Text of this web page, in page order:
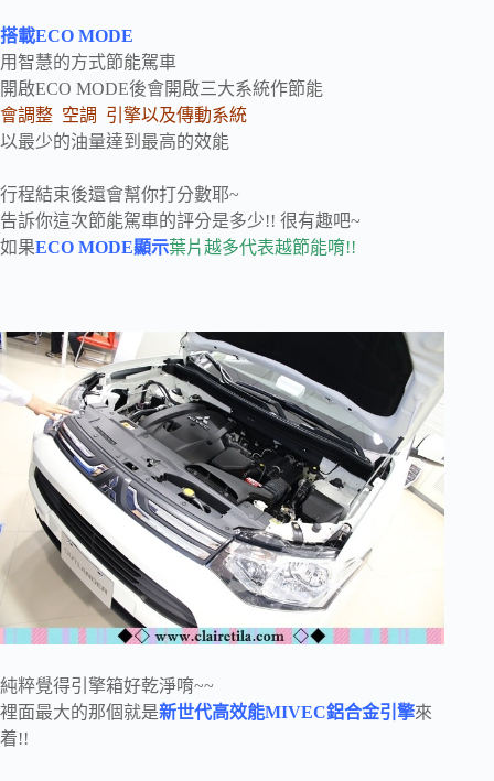
搭載ECO MODE
用智慧的方式節能駕車
開啟ECO MODE後會開啟三大系統作節能
會調整 空調 引擎以及傳動系統
以最少的油量達到最高的效能
行程結束後還會幫你打分數耶~
告訴你這次節能駕車的評分是多少!! 很有趣吧~
如果ECO MODE顯示葉片越多代表越節能唷!!
純粹覺得引擎箱好乾淨唷~~
裡面最大的那個就是新世代高效能MIVEC鋁合金引擎來
着!!